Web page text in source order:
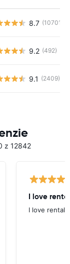
8.7 (10701)
9.2 (492)
9.1 (2409)
z 12842
I love
I love rental